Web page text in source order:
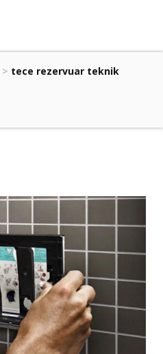
> tece rezervuar teknik